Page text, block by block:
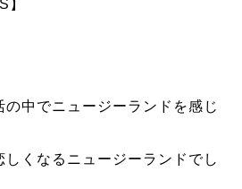
】
中でニュージーランドを感じ
くなるニュージーランドでし